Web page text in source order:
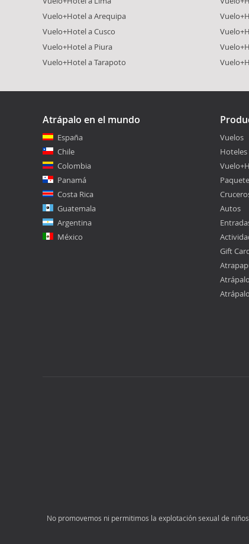
Vuelo+Hotel a Arequipa
Vuelo+Hotel a Cusco
Vuelo+Hotel a Piura
Vuelo+Hotel a Tarapoto
Atrápalo en el mundo
España
Chile
Colombia
Panamá
Costa Rica
Guatemala
Argentina
México
Vuelos
Hoteles
Autos
Gift
No promovemos ni permitimos la explotación sexual de